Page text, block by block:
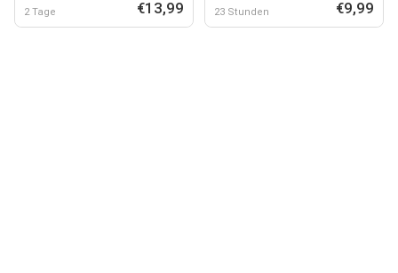
2 Tage €13,99 23 Stunden €9,99